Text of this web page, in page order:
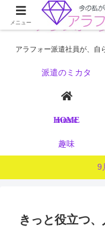
アラフォー派遣社員が、自
派遣のミカタ
HOME
music
趣味
9
きっと役立つ
メニュー